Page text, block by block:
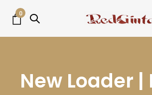
links
content
0
New Loader |